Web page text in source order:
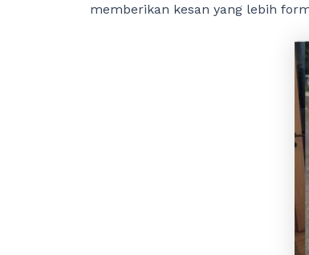
memberikan kesan yang lebih